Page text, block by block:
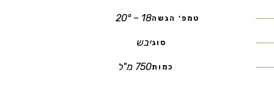
טמפ' הגשה18 – 20°
סוגיבש
כמות750 מ"ל